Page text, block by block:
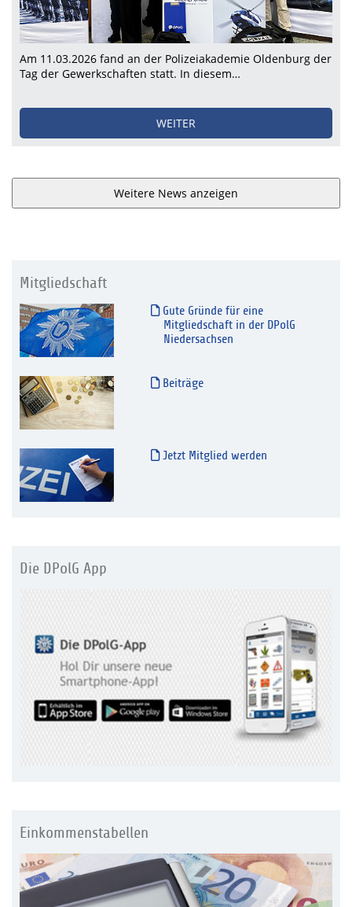
Am 11.03.2026 fand an der Polizeiakademie Oldenburg der
Tag der Gewerkschaften statt. In diesem…
WEITER
Weitere News anzeigen
Mitgliedschaft
Gute Gründe für eine
Mitgliedschaft in der DPolG
Niedersachsen
Beiträge
Jetzt Mitglied werden
Die DPolG App
Einkommenstabellen